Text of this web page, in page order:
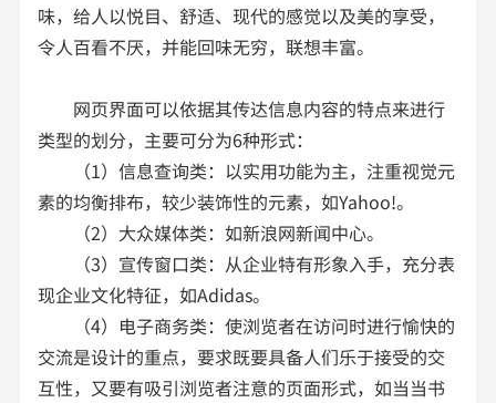
味，给人以悦目、舒适、现代的感觉以及美的享受，
令人百看不厌，并能回味无穷，联想丰富。
网页界面可以依据其传达信息内容的特点来进行
类型的划分，主要可分为6种形式：
（1）信息查询类：以实用功能为主，注重视觉元
素的均衡排布，较少装饰性的元素，如Yahoo!。
（2）大众媒体类：如新浪网新闻中心。
（3）宣传窗口类：从企业特有形象入手，充分表
现企业文化特征，如Adidas。
（4）电子商务类：使浏览者在访问时进行愉快的
交流是设计的重点，要求既要具备人们乐于接受的交
互性，又要有吸引浏览者注意的页面形式，如当当书